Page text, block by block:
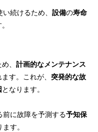
続けるため、 設備の寿命
、 計画的なメンテナンス
す。これが、 突発的な故
となります。
前に故障を予測する予知保
す。